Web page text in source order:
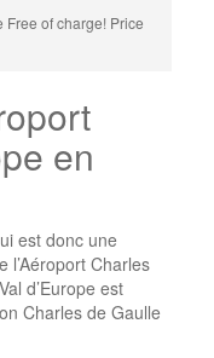
Free of charge! Price
en
est donc une
l’Aéroport Charles
d’Europe est
Charles de Gaulle